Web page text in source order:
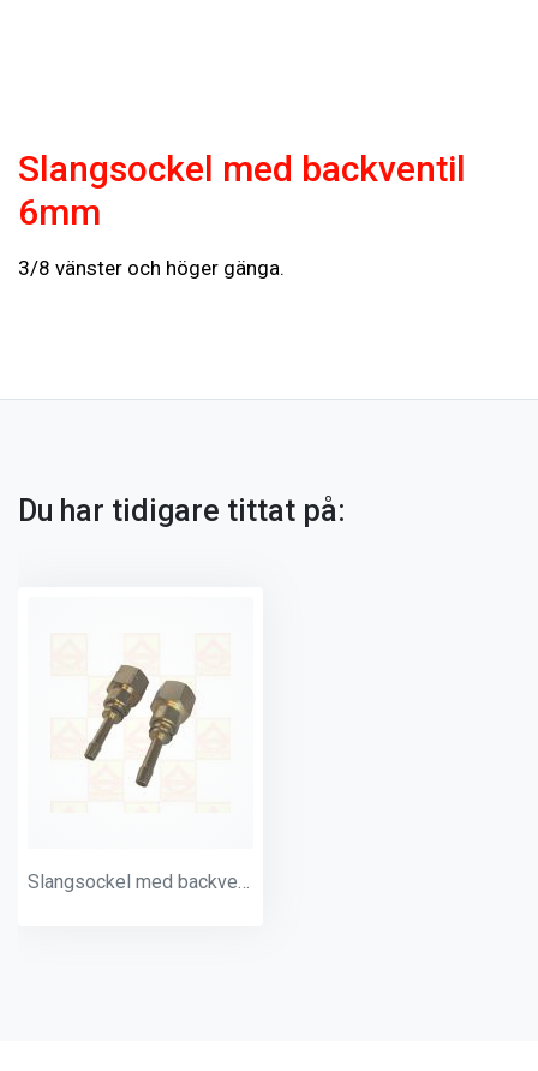
Slangsockel med backventil
6mm
3/8 vänster och höger gänga.
Du har tidigare tittat på:
Slangsockel med backventil 6mm